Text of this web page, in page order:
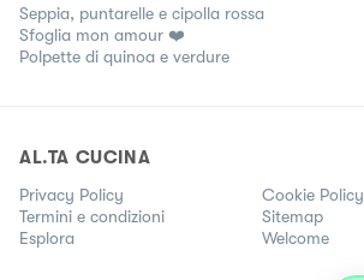
Seppia, puntarelle e cipolla rossa
Sfoglia mon amour ❤️
Polpette di quinoa e verdure
AL.TA CUCINA
Privacy Policy
Cookie Policy
Termini e condizioni
Sitemap
Esplora
Welcome